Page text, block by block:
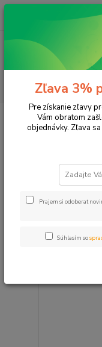
Tonery a náplne do
Zľava 3%
Pre získanie zľavy
Vám obratom
objednávky. Zľava
Prajem si odoberať
Súhlasím so